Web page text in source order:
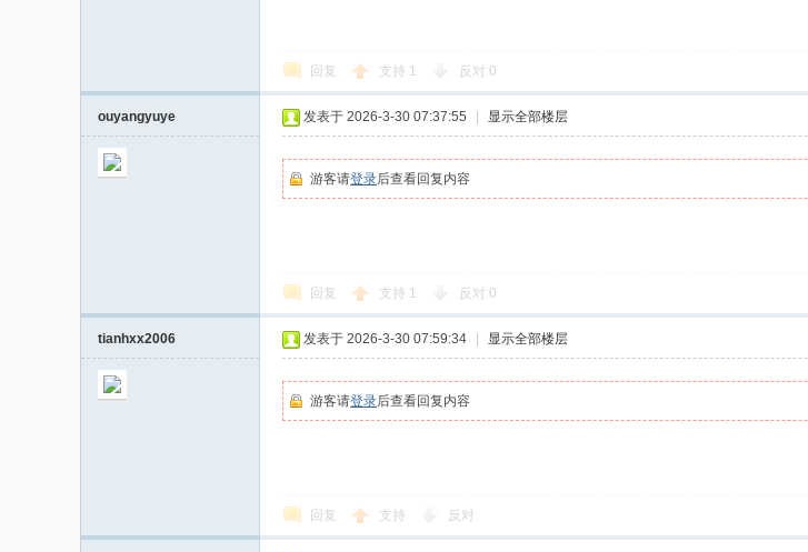
回复 支持 1 反对 0
ouyangyuye 发表于 2026-3-30 07:37:55 显示全部楼层
游客请登录后查看回复内容
回复 支持 1 反对 0
tianhxx2006 发表于 2026-3-30 07:59:34 显示全部楼层
游客请登录后查看回复内容
回复 支持 反对